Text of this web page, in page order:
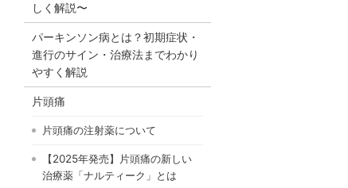
しく解説〜
パーキンソン病とは？初期症状・
進行のサイン・治療法までわかり
やすく解説
片頭痛
片頭痛の注射薬について
【2025年発売】片頭痛の新しい
治療薬「ナルティーク」とは